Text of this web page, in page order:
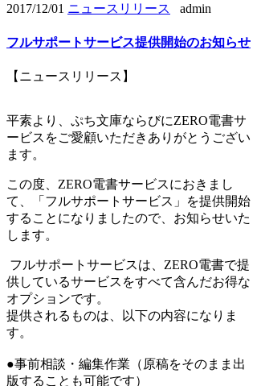
2017/12/01 ニュースリリース admin
フルサポートサービス提供開始のお知らせ
【ニュースリリース】
平素より、ぷち文庫ならびにZERO電書サ
ービスをご愛顧いただきありがとうござい
ます。
この度、ZERO電書サービスにおきまし
て、「フルサポートサービス」を提供開始
することになりましたので、お知らせいた
します。
フルサポートサービスは、ZERO電書で提
供しているサービスをすべて含んだお得な
オプションです。
提供されるものは、以下の内容になりま
す。
●事前相談・編集作業（原稿をそのまま出
版することも可能です）